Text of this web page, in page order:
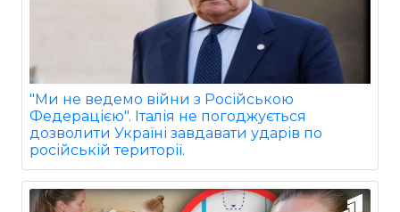
"Ми не ведемо війни з Російською
Федерацією". Італія не погоджується
дозволити Україні завдавати ударів по
російській території.